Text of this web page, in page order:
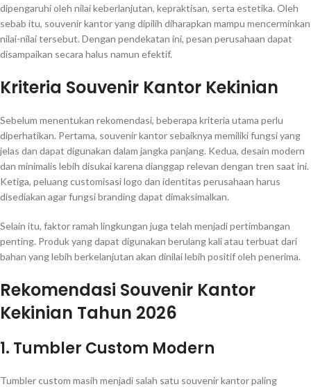
dipengaruhi oleh nilai keberlanjutan, kepraktisan, serta estetika. Oleh
sebab itu, souvenir kantor yang dipilih diharapkan mampu mencerminkan
nilai-nilai tersebut. Dengan pendekatan ini, pesan perusahaan dapat
disampaikan secara halus namun efektif.
Kriteria Souvenir Kantor Kekinian
Sebelum menentukan rekomendasi, beberapa kriteria utama perlu
diperhatikan. Pertama, souvenir kantor sebaiknya memiliki fungsi yang
jelas dan dapat digunakan dalam jangka panjang. Kedua, desain modern
dan minimalis lebih disukai karena dianggap relevan dengan tren saat ini.
Ketiga, peluang customisasi logo dan identitas perusahaan harus
disediakan agar fungsi branding dapat dimaksimalkan.
Selain itu, faktor ramah lingkungan juga telah menjadi pertimbangan
penting. Produk yang dapat digunakan berulang kali atau terbuat dari
bahan yang lebih berkelanjutan akan dinilai lebih positif oleh penerima.
Rekomendasi Souvenir Kantor
Kekinian Tahun 2026
1. Tumbler Custom Modern
Tumbler custom masih menjadi salah satu souvenir kantor paling